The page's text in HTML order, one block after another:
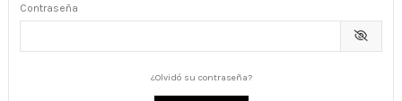
Contraseña
¿Olvidó su contraseña?